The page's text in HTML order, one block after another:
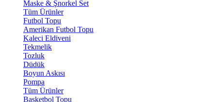
Maske & Şnorkel Set
Tüm Ürünler
Futbol Topu
Amerikan Futbol Topu
Kaleci Eldiveni
Tekmelik
Tozluk
Düdük
Boyun Askısı
Pompa
Tüm Ürünler
Basketbol Topu